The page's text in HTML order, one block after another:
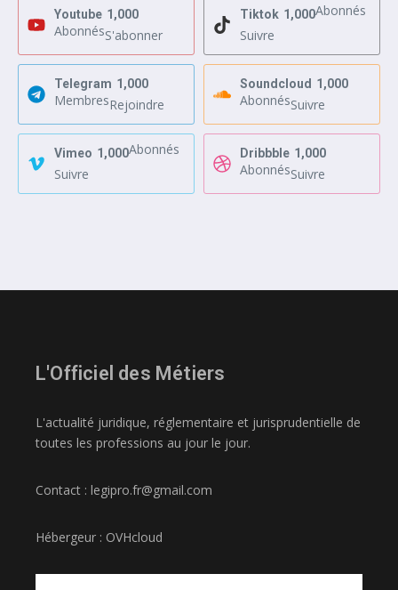
Youtube 1,000
AbonnésS'abonner
Tiktok 1,000Abonnés
Suivre
Telegram 1,000
MembresRejoindre
Soundcloud 1,000
AbonnésSuivre
Vimeo 1,000Abonnés
Suivre
Dribbble 1,000
AbonnésSuivre
L'Officiel des Métiers
L'actualité juridique, réglementaire et jurisprudentielle de
toutes les professions au jour le jour.
Contact : legipro.fr@gmail.com
Hébergeur : OVHcloud